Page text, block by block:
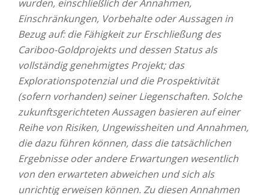
wurden, einschließlich der Annahmen,
Einschränkungen, Vorbehalte oder Aussagen in
Bezug auf: die Fähigkeit zur Erschließung des
Cariboo-Goldprojekts und dessen Status als
vollständig genehmigtes Projekt; das
Explorationspotenzial und die Prospektivität
(sofern vorhanden) seiner Liegenschaften. Solche
zukunftsgerichteten Aussagen basieren auf einer
Reihe von Risiken, Ungewissheiten und Annahmen,
die dazu führen können, dass die tatsächlichen
Ergebnisse oder andere Erwartungen wesentlich
von den erwarteten abweichen und sich als
unrichtig erweisen können. Zu diesen Annahmen